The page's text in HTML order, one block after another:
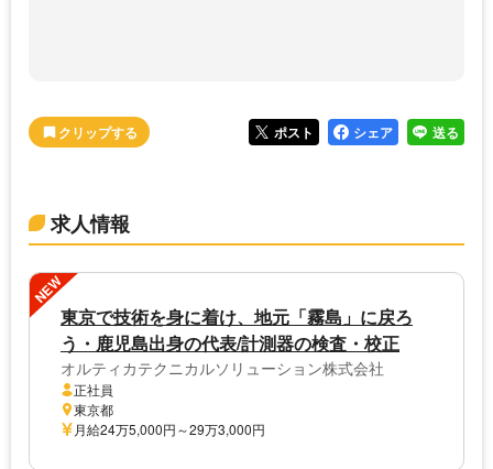
ポスト シェア 送る
求人情報
NEW
東京で技術を身に着け、地元「霧島」に戻ろ
う・鹿児島出身の代表/計測器の検査・校正
オルティカテクニカルソリューション株式会社
正社員
東京都
月給24万5,000円～29万3,000円